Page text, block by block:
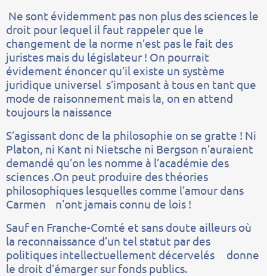
Ne sont évidemment pas non plus des sciences le
droit pour lequel il faut rappeler que le
changement de la norme n’est pas le fait des
juristes mais du législateur ! On pourrait
évidement énoncer qu’il existe un système
juridique universel s’imposant à tous en tant que
mode de raisonnement mais la, on en attend
toujours la naissance
S’agissant donc de la philosophie on se gratte ! Ni
Platon, ni Kant ni Nietsche ni Bergson n’auraient
demandé qu’on les nomme à l’académie des
sciences .On peut produire des théories
philosophiques lesquelles comme l’amour dans
Carmen n’ont jamais connu de lois !
Sauf en Franche-Comté et sans doute ailleurs où
la reconnaissance d’un tel statut par des
politiques intellectuellement décervelés donne
le droit d’émarger sur fonds publics.